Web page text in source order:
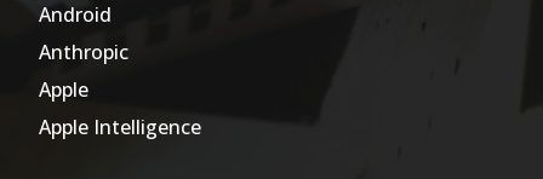
Android
Anthropic
Apple
Apple Intelligence